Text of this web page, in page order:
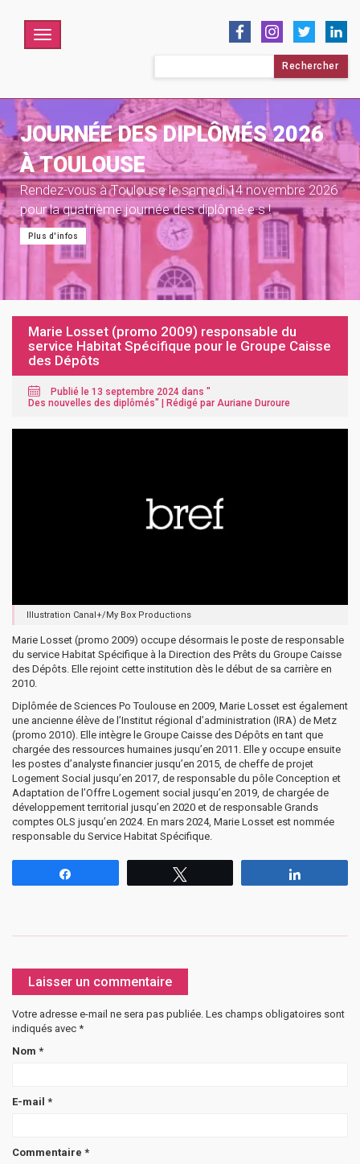
Menu
JOURNÉE DES DIPLÔMÉS 2026
À TOULOUSE
Rendez-vous à Toulouse le samedi 14 novembre 2026
pour la quatrième journée des diplômé·e·s !
Plus d'infos
Marie Losset (promo 2009) responsable du
service Habitat Spécifique pour le Groupe Caisse
des Dépôts
Publié le 13 septembre 2024 dans "
Des nouvelles des diplômés" | Rédigé par Auriane Duroure
Illustration Canal+/My Box Productions
Marie Losset (promo 2009) occupe désormais le poste de responsable
du service Habitat Spécifique à la Direction des Prêts du Groupe Caisse
des Dépôts. Elle rejoint cette institution dès le début de sa carrière en
2010.
Diplômée de Sciences Po Toulouse en 2009, Marie Losset est également
une ancienne élève de l’Institut régional d’administration (IRA) de Metz
(promo 2010). Elle intègre le Groupe Caisse des Dépôts en tant que
chargée des ressources humaines jusqu’en 2011. Elle y occupe ensuite
les postes d’analyste financier jusqu’en 2015, de cheffe de projet
Logement Social jusqu’en 2017, de responsable du pôle Conception et
Adaptation de l’Offre Logement social jusqu’en 2019, de chargée de
développement territorial jusqu’en 2020 et de responsable Grands
comptes OLS jusqu’en 2024. En mars 2024, Marie Losset est nommée
responsable du Service Habitat Spécifique.
Laisser un commentaire
Votre adresse e-mail ne sera pas publiée. Les champs obligatoires sont
indiqués avec *
Nom *
E-mail *
Commentaire *